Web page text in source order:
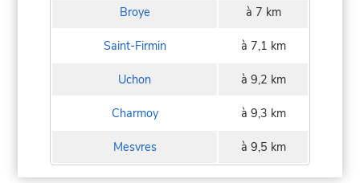
Broye à 7 km
Saint-Firmin à 7,1 km
Uchon à 9,2 km
Charmoy à 9,3 km
Mesvres à 9,5 km